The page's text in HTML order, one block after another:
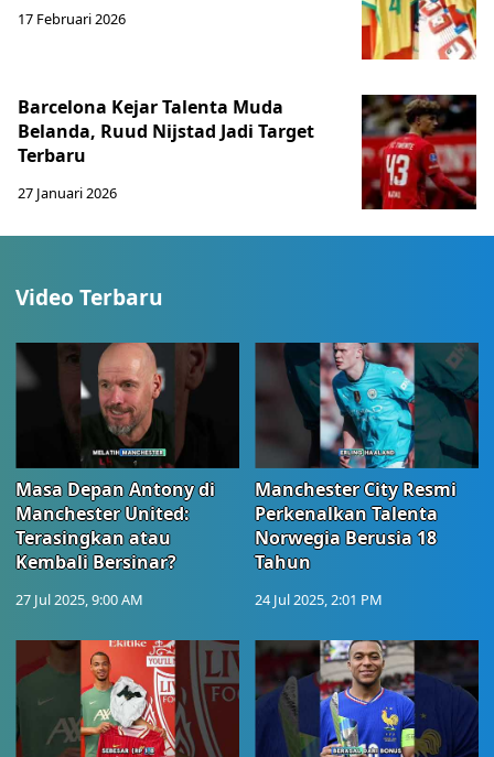
17 Februari 2026
Barcelona Kejar Talenta Muda
Belanda, Ruud Nijstad Jadi Target
Terbaru
27 Januari 2026
Video Terbaru
Masa Depan Antony di
Manchester United:
Terasingkan atau
Kembali Bersinar?
27 Jul 2025, 9:00 AM
Manchester City Resmi
Perkenalkan Talenta
Norwegia Berusia 18
Tahun
24 Jul 2025, 2:01 PM